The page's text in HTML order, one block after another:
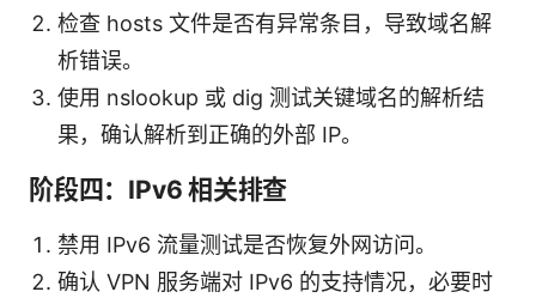
检查 hosts 文件是否有异常条目，导致域名解
析错误。
使用 nslookup 或 dig 测试关键域名的解析结
果，确认解析到正确的外部 IP。
阶段四：IPv6 相关排查
禁用 IPv6 流量测试是否恢复外网访问。
确认 VPN 服务端对 IPv6 的支持情况，必要时